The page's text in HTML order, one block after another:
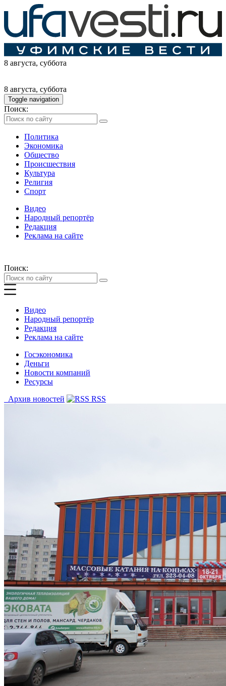
8 августа, суббота
8 августа, суббота
Toggle navigation
Поиск:
Политика
Экономика
Общество
Происшествия
Культура
Религия
Спорт
Видео
Народный репортёр
Редакция
Реклама на сайте
Поиск:
Видео
Народный репортёр
Редакция
Реклама на сайте
Госэкономика
Деньги
Новости компаний
Ресурсы
Архив новостей
RSS